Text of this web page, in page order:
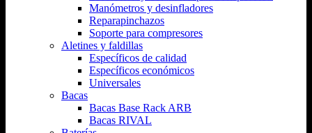
Manómetros y desinfladores
Reparapinchazos
Soporte para compresores
Aletines y faldillas
Específicos de calidad
Específicos económicos
Universales
Bacas
Bacas Base Rack ARB
Bacas RIVAL